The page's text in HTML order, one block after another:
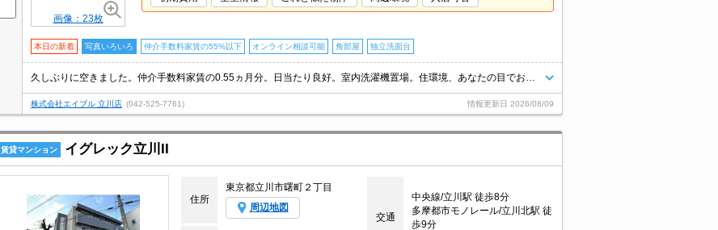
画像：23枚
本日の新着 写真いろいろ 仲介手数料家賃の55%以下 オンライン相談可能 角部屋 独立洗面台
株式会社エイブル 立川店 (042-525-7761) 情報更新日 2026/08/09
賃貸マンション イグレック立川II
住所
東京都立川市曙町２丁目
周辺地図
交通
中央線/立川駅 徒歩8分
多摩都市モノレール/立川北駅 徒
歩9分